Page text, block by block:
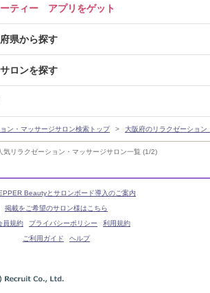
気リラクゼーション・マッサージサロン一覧 (1/2)
ティー アプリをゲット
県から探す
ロンを探す
ン・マッサージサロン検索トップ 大阪府のリラクゼーション
Beautyとサロンボード導入のご案内
掲載をご希望のサロン様はこちら
員規約
プライバシーポリシー
利用規約
ご利用ガイド
ヘルプ